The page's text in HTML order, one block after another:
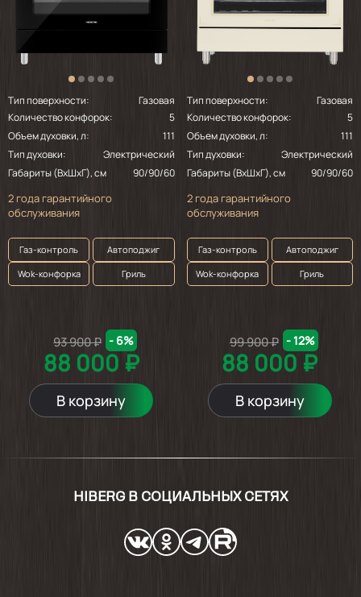
Тип поверхности:
Газовая
Количество конфорок:
5
Объем духовки, л:
111
Тип духовки:
Электрический
Габариты (ВхШхГ), см
90/90/60
2 года гарантийного
обслуживания
Газ-контроль
Автоподжиг
Wok-конфорка
Гриль
88 000 ₽
93 900 ₽ - 6%
В корзину
Тип поверхности:
Газовая
Количество конфорок:
5
Объем духовки, л:
111
Тип духовки:
Электрический
Габариты (ВхШхГ), см
90/90/60
2 года гарантийного
обслуживания
Газ-контроль
Автоподжиг
Wok-конфорка
Гриль
88 000 ₽
99 900 ₽ - 12%
В корзину
HIBERG В СОЦИАЛЬНЫХ СЕТЯХ